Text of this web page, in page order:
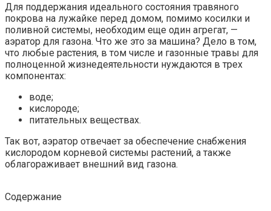
Для поддержания идеального состояния травяного
покрова на лужайке перед домом, помимо косилки и
поливной системы, необходим еще один агрегат, —
аэратор для газона. Что же это за машина? Дело в том,
что любые растения, в том числе и газонные травы для
полноценной жизнедеятельности нуждаются в трех
компонентах:
воде;
кислороде;
питательных веществах.
Так вот, аэратор отвечает за обеспечение снабжения
кислородом корневой системы растений, а также
облагораживает внешний вид газона.
Содержание